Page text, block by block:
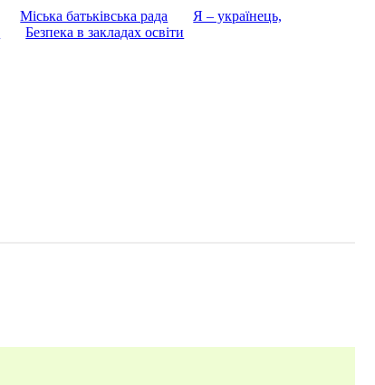
Міська батьківська рада
Я – українець,
Безпека в закладах освіти